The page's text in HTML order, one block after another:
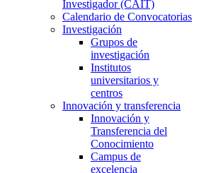
Investigador (CAIT)
Calendario de Convocatorias
Investigación
Grupos de
investigación
Institutos
universitarios y
centros
Innovación y transferencia
Innovación y
Transferencia del
Conocimiento
Campus de
excelencia